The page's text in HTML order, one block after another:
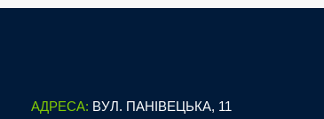
АДРЕСА: ВУЛ. ПАНІВЕЦЬКА, 11